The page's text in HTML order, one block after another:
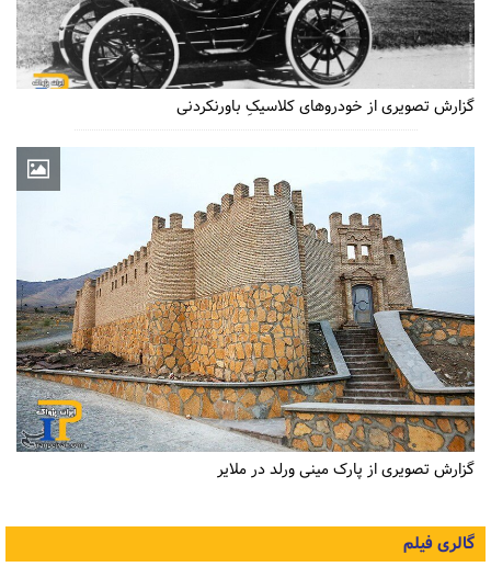
گزارش تصویری از خودروهای کلاسیکِ باورنکردنی
گزارش تصویری از پارک مینی ورلد در ملایر
گالری فیلم